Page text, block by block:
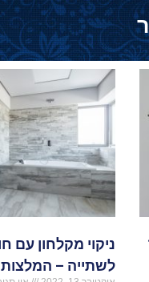
ניקוי מקלחון עם
לשתייה –